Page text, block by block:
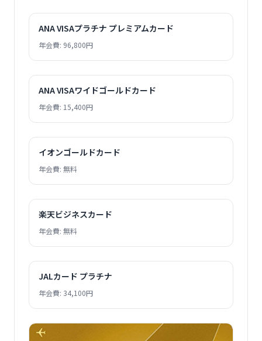
ANA VISAプラチナ プレミアムカード
年会費: 96,800円
ANA VISAワイドゴールドカード
年会費: 15,400円
イオンゴールドカード
年会費: 無料
楽天ビジネスカード
年会費: 無料
JALカード プラチナ
年会費: 34,100円